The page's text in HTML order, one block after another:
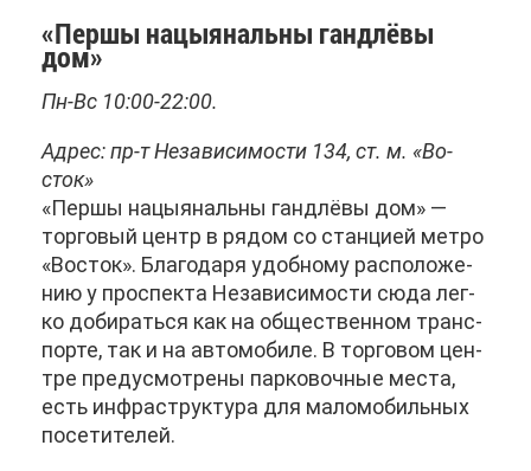
«Пер­шы на­цы­я­наль­ны ганд­лё­вы
дом»
Пн-Вс 10:00-22:00.
Ад­рес: пр-т Неза­ви­си­мо­сти 134, ст. м. «Во­
сток»
«Пер­шы на­цы­я­наль­ны ганд­лё­вы дом» —
тор­го­вый центр в ря­дом со стан­ци­ей мет­ро
«Во­сток». Бла­го­да­ря удоб­но­му рас­по­ло­же­
нию у про­спек­та Неза­ви­си­мо­сти сю­да лег­
ко до­би­рать­ся как на об­ще­ствен­ном транс­
пор­те, так и на ав­то­мо­би­ле. В тор­го­вом цен­
тре преду­смот­ре­ны пар­ко­воч­ные ме­ста,
есть ин­фра­струк­ту­ра для ма­ло­мо­биль­ных
по­се­ти­те­лей.